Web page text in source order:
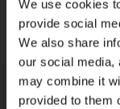
We use cookies
provide social
We also share
our social media,
may combine it
provided to them